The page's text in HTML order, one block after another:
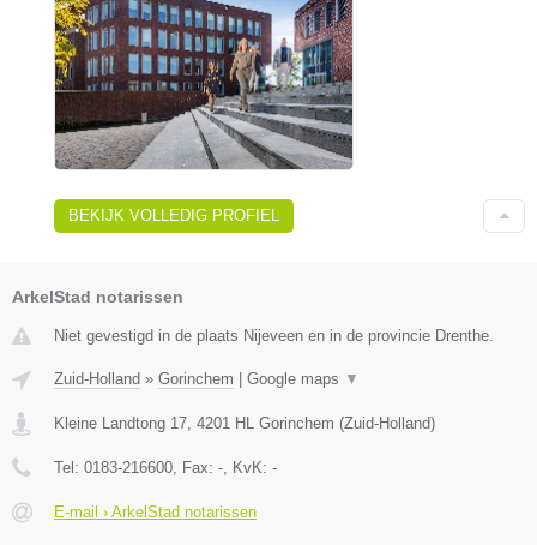
BEKIJK VOLLEDIG PROFIEL
ArkelStad notarissen
Niet gevestigd in de plaats Nijeveen en in de provincie Drenthe.
Zuid-Holland » Gorinchem | Google maps ▼
Kleine Landtong 17 4201 HL Gorinchem (Zuid-Holland)
Tel: 0183-216600 , Fax: - , KvK: -
E-mail › ArkelStad notarissen